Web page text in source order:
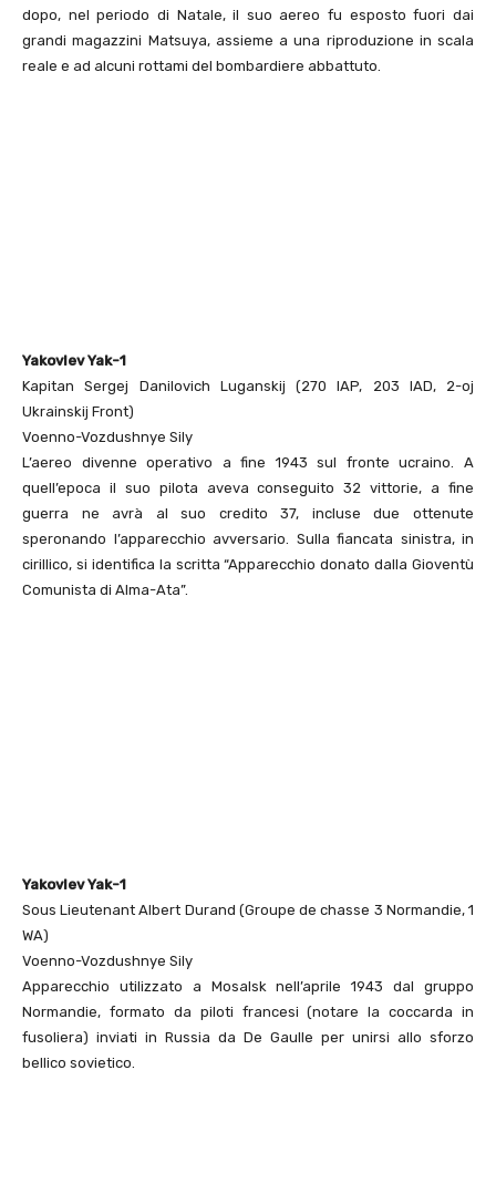
dopo, nel periodo di Natale, il suo aereo fu esposto fuori dai
grandi magazzini Matsuya, assieme a una riproduzione in scala
reale e ad alcuni rottami del bombardiere abbattuto.
Yakovlev Yak-1
Kapitan Sergej Danilovich Luganskij (270 IAP, 203 IAD, 2-oj
Ukrainskij Front)
Voenno-Vozdushnye Sily
L’aereo divenne operativo a fine 1943 sul fronte ucraino. A
quell’epoca il suo pilota aveva conseguito 32 vittorie, a fine
guerra ne avrà al suo credito 37, incluse due ottenute
speronando l’apparecchio avversario. Sulla fiancata sinistra, in
cirillico, si identifica la scritta “Apparecchio donato dalla Gioventù
Comunista di Alma-Ata”.
Yakovlev Yak-1
Sous Lieutenant Albert Durand (Groupe de chasse 3 Normandie, 1
WA)
Voenno-Vozdushnye Sily
Apparecchio utilizzato a Mosalsk nell’aprile 1943 dal gruppo
Normandie, formato da piloti francesi (notare la coccarda in
fusoliera) inviati in Russia da De Gaulle per unirsi allo sforzo
bellico sovietico.